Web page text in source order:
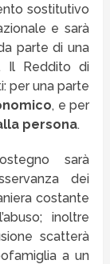
sostitutivo
e sarà
parte di una
Il Reddito di
per una parte
, e per
persona.
sarà
dei
costante
inoltre
scatterà
a un